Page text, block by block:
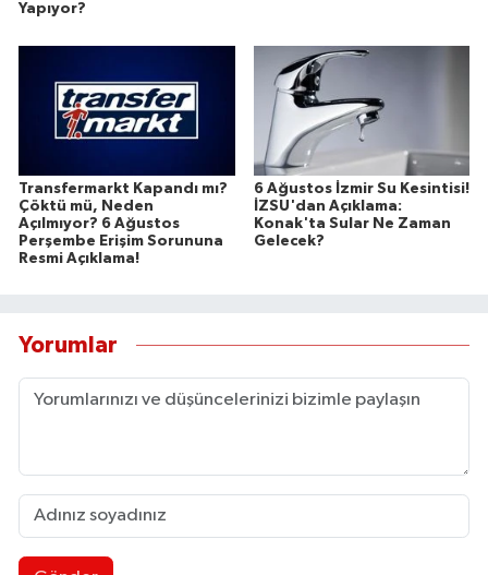
Yapıyor?
Transfermarkt Kapandı mı?
Çöktü mü, Neden
Açılmıyor? 6 Ağustos
Perşembe Erişim Sorununa
Resmi Açıklama!
6 Ağustos İzmir Su Kesintisi!
İZSU'dan Açıklama:
Konak'ta Sular Ne Zaman
Gelecek?
Yorumlar